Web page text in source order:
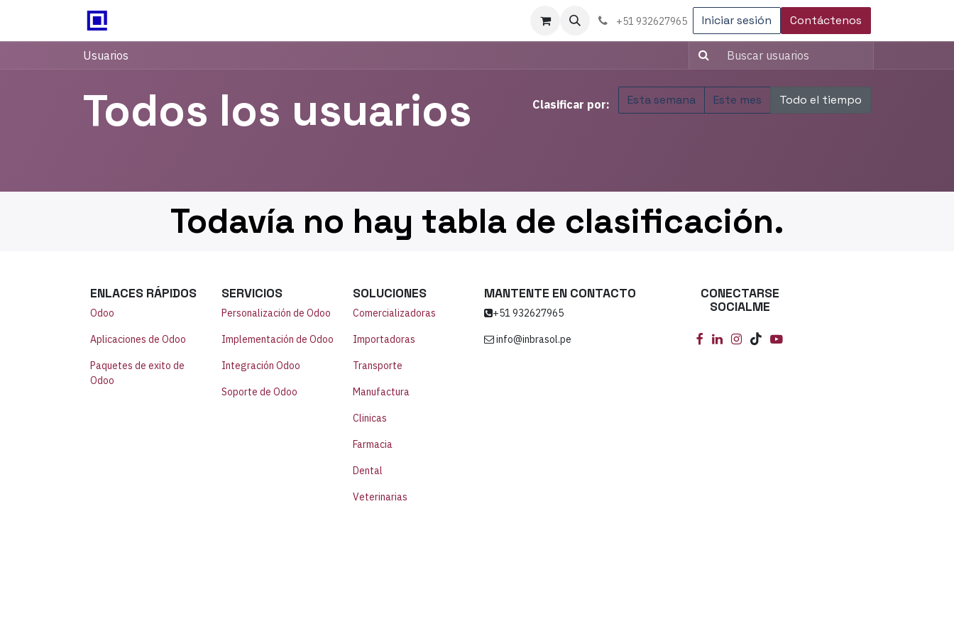
+51 932627965 Iniciar sesión Contáctenos
Usuarios
Todos los usuarios Clasificar por: Esta semana Este mes Todo el tiempo
Todavía no hay tabla de clasificación.
CONECTARSE
SOCIALME
ENLACES RÁPIDOS
Odoo
Aplicaciones de Odoo
Paquetes de exito de
Odoo
SERVICIOS
Personalización de Odoo
Implementación de Odoo
Integración Odoo
Soporte de Odoo
SOLUCIONES
Comercializadoras
Importadoras
Transporte
Manufactura
Clinicas
Farmacia
Dental
Veterinarias
MANTENTE EN CONTACTO
+51 932627965
info@inbrasol.pe